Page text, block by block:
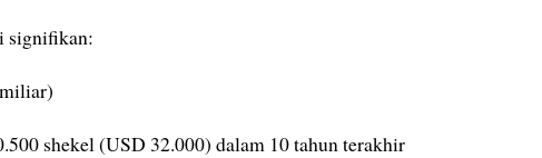
signifikan:
shekel (USD 32.000) dalam 10 tahun terakhir